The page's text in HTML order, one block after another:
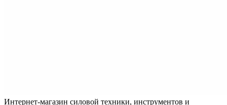
Интернет-магазин силовой техники, инструментов и